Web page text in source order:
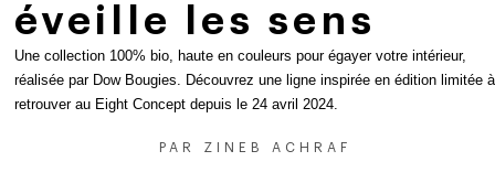
éveille les sens
Une collection 100% bio, haute en couleurs pour égayer votre intérieur,
réalisée par Dow Bougies. Découvrez une ligne inspirée en édition limitée à
retrouver au Eight Concept depuis le 24 avril 2024.
PAR ZINEB ACHRAF